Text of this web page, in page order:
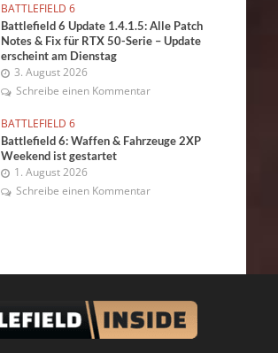
BATTLEFIELD 6
Battlefield 6 Update 1.4.1.5: Alle Patch
Notes & Fix für RTX 50-Serie – Update
erscheint am Dienstag
3. August 2026
Schreibe einen Kommentar
BATTLEFIELD 6
Battlefield 6: Waffen & Fahrzeuge 2XP
Weekend ist gestartet
1. August 2026
Schreibe einen Kommentar